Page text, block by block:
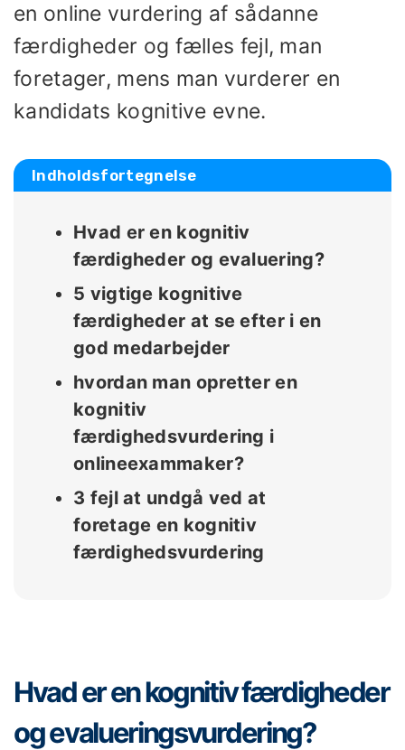
en online vurdering af sådanne
færdigheder og fælles fejl, man
foretager, mens man vurderer en
kandidats kognitive evne.
Indholdsfortegnelse
Hvad er en kognitiv
færdigheder og evaluering?
5 vigtige kognitive
færdigheder at se efter i en
god medarbejder
hvordan man opretter en
kognitiv
færdighedsvurdering i
onlineexammaker?
3 fejl at undgå ved at
foretage en kognitiv
færdighedsvurdering
Hvad er en kognitiv færdigheder
og evalueringsvurdering?